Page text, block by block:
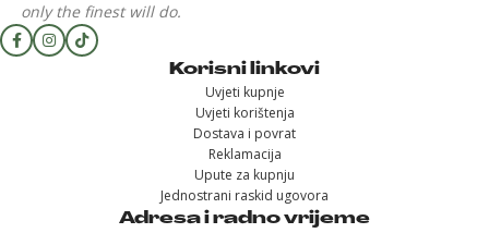
only the finest will do.
Korisni linkovi
Uvjeti kupnje
Uvjeti korištenja
Dostava i povrat
Reklamacija
Upute za kupnju
Jednostrani raskid ugovora
Adresa i radno vrijeme